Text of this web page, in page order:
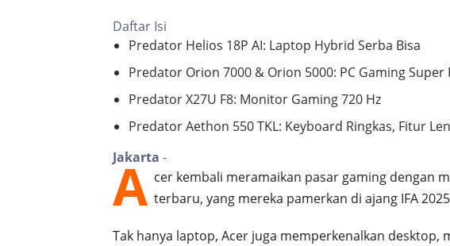
Daftar Isi
Predator Helios 18P AI: Laptop Hybrid Serba Bisa
Predator Orion 7000 & Orion 5000: PC Gaming Super
Predator X27U F8: Monitor Gaming 720 Hz
Predator Aethon 550 TKL: Keyboard Ringkas, Fitur
Jakarta -
A cer kembali meramaikan pasar gaming dengan
terbaru, yang mereka pamerkan di ajang IFA
Tak hanya laptop, Acer juga memperkenalkan